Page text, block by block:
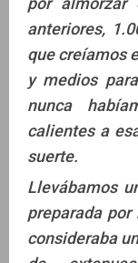
anteriores,
que creíamos
y medios
nunca
calientes a
suerte.
Llevábamos
preparada
consideraba